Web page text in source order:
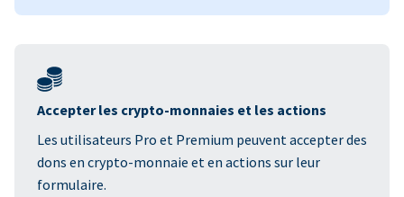
Accepter les crypto-monnaies et les actions
Les utilisateurs Pro et Premium peuvent accepter des
dons en crypto-monnaie et en actions sur leur
formulaire.